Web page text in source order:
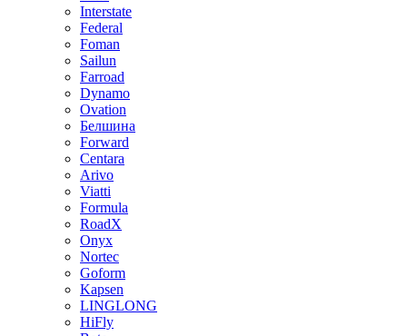
Interstate
Federal
Foman
Sailun
Farroad
Dynamo
Ovation
Белшина
Forward
Centara
Arivo
Viatti
Formula
RoadX
Onyx
Nortec
Goform
Kapsen
LINGLONG
HiFly